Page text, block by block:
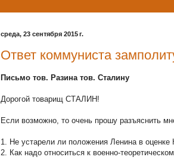
среда, 23 сентября 2015 г.
Ответ коммуниста
Письмо тов. Разина тов. Сталину
Дорогой товарищ СТАЛИН!
Если возможно, то очень прошу разъяснить
1. Не устарели ли положения Ленина в оценке
2. Как надо относиться к военно-